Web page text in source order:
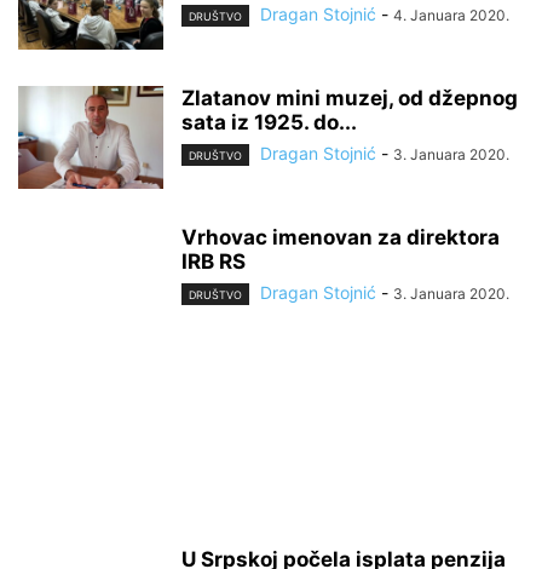
DRUŠTVO Dragan Stojnić - 4. Januara 2020.
Zlatanov mini muzej, od džepnog
sata iz 1925. do...
DRUŠTVO Dragan Stojnić - 3. Januara 2020.
Vrhovac imenovan za direktora
IRB RS
DRUŠTVO Dragan Stojnić - 3. Januara 2020.
U Srpskoj počela isplata penzija